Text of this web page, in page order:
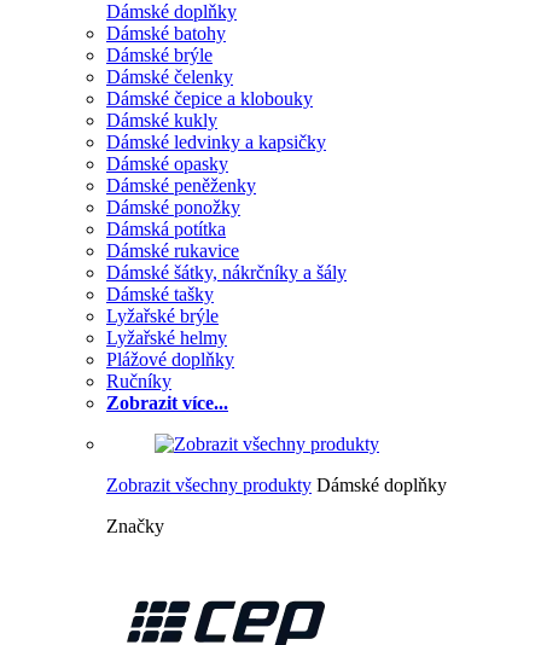
Dámské doplňky
Dámské batohy
Dámské brýle
Dámské čelenky
Dámské čepice a klobouky
Dámské kukly
Dámské ledvinky a kapsičky
Dámské opasky
Dámské peněženky
Dámské ponožky
Dámská potítka
Dámské rukavice
Dámské šátky, nákrčníky a šály
Dámské tašky
Lyžařské brýle
Lyžařské helmy
Plážové doplňky
Ručníky
Zobrazit více...
Zobrazit všechny produkty Dámské doplňky
Značky